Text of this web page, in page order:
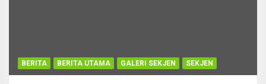
BERITA BERITA UTAMA GALERI SEKJEN SEKJEN